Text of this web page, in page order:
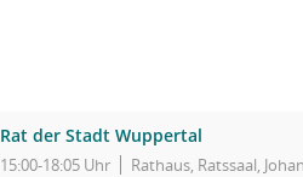
Rat der Stadt Wuppertal
15:00-18:05 Uhr Rathaus, Ratssaal,